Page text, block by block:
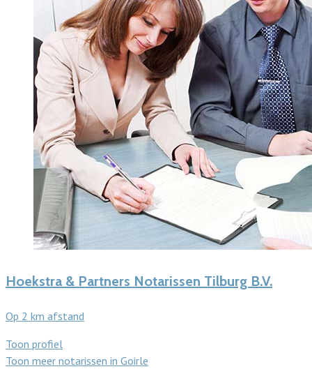
Hoekstra & Partners Notarissen Tilburg B.V.
Op 2 km afstand
Toon profiel
Toon meer notarissen in Goirle